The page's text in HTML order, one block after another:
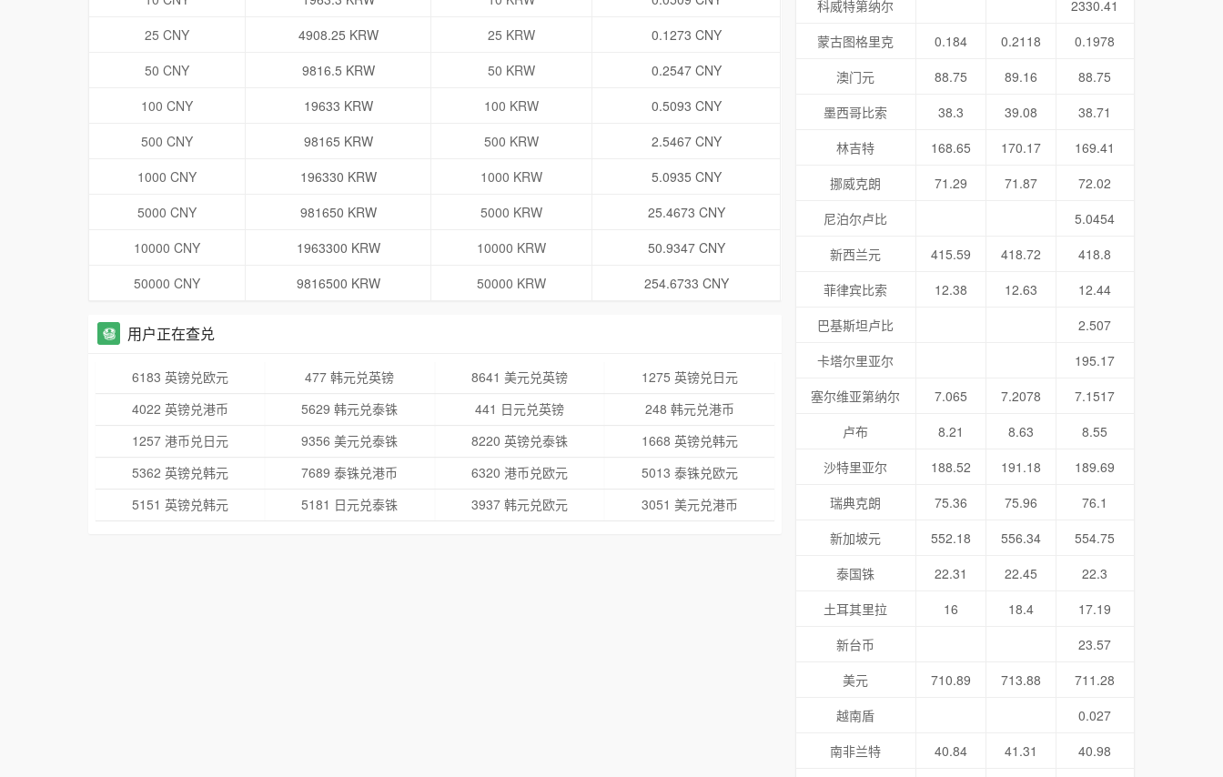
25 CNY
4908.25 KRW 25 KRW
0.1273 CNY
50 CNY
9816.5 KRW 50 KRW
0.2547 CNY
100 CNY
19633 KRW 100 KRW
0.5093 CNY
500 CNY
98165 KRW 500 KRW
2.5467 CNY
1000 CNY
196330 KRW 1000 KRW
5.0935 CNY
5000 CNY
981650 KRW 5000 KRW
25.4673 CNY
10000 CNY
1963300 KRW 10000 KRW
50.9347 CNY
50000 CNY
9816500 KRW 50000 KRW 254.6733 CNY
用户正在查兑
6183 英镑兑欧元 477 韩元兑英镑 8641 美元兑英镑
1275 英镑兑日元
4022 英镑兑港币
5629 韩元兑泰铢 441 日元兑英镑
248 韩元兑港币
1257 港币兑日元
9356 美元兑泰铢 8220 英镑兑泰铢
1668 英镑兑韩元
5362 英镑兑韩元
7689 泰铢兑港币 6320 港币兑欧元
5013 泰铢兑欧元
5151 英镑兑韩元
5181 日元兑泰铢 3937 韩元兑欧元 3051 美元兑港币
科威特第纳尔
2330.41
蒙古图格里克
0.184 0.2118
0.1978
澳门元
88.75 89.16
88.75
墨西哥比索
38.3 39.08
38.71
林吉特
168.65 170.17
169.41
挪威克朗
71.29 71.87
72.02
尼泊尔卢比
5.0454
新西兰元
415.59 418.72
418.8
菲律宾比索
12.38 12.63
12.44
巴基斯坦卢比
2.507
卡塔尔里亚尔
195.17
塞尔维亚第纳尔
7.065 7.2078
7.1517
卢布
8.21 8.63
8.55
沙特里亚尔
188.52 191.18
189.69
瑞典克朗
75.36 75.96
76.1
新加坡元
552.18 556.34
554.75
泰国铢
22.31 22.45
22.3
土耳其里拉
16 18.4
17.19
新台币
23.57
美元
710.89 713.88
711.28
越南盾
0.027
南非兰特
40.84 41.31 40.98